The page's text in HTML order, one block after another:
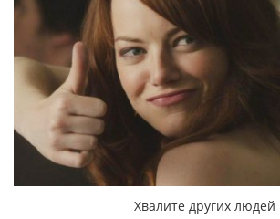
Хвалите других людей